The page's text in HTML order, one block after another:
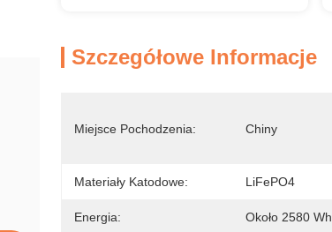
Szczegółowe Informacje
Miejsce Pochodzenia: Chiny
Materiały Katodowe: LiFePO4
Energia: Około 2580 Wh